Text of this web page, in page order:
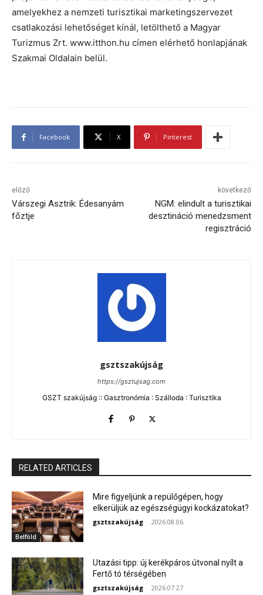
amelyekhez a nemzeti turisztikai marketingszervezet
csatlakozási lehetőséget kínál, letölthető a Magyar
Turizmus Zrt. www.itthon.hu címen elérhető honlapjának
Szakmai Oldalain belül.
Facebook X Pinterest
előző
Várszegi Asztrik: Édesanyám
főztje
következő
NGM: elindult a turisztikai
desztináció menedzsment
regisztráció
gsztszakújság
https://gsztujsag.com
GSZT szakújság :: Gasztronómia : Szálloda : Turisztika
RELATED ARTICLES
Belföld
Mire figyeljünk a repülőgépen, hogy
elkerüljük az egészségügyi kockázatokat?
gsztszakújság - 2026.08.06.
Utazási tipp: új kerékpáros útvonal nyílt a
Fertő tó térségében
gsztszakújság - 2026.07.27.